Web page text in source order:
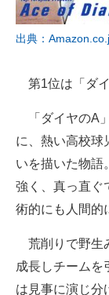
出典：
第1位は「ダイ
「ダイヤのA
に、熱い高校球
いを描いた物語
強く、真っ直ぐ
術的にも人間的
荒削りで野生
成長しチームを
は見事に演じ分